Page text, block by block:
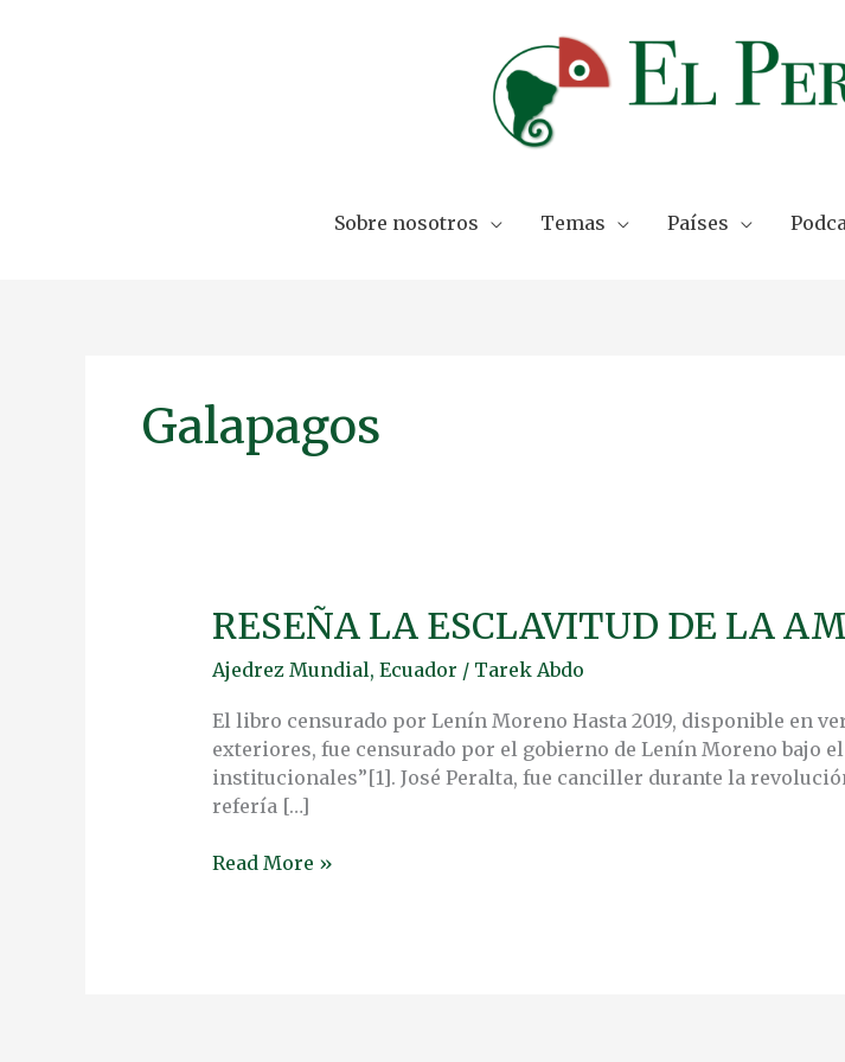
Sobre nosotros Temas Países
Galapagos
RESEÑA LA ESCLAVITUD DE LA
Ajedrez Mundial, Ecuador / Tarek Abdo
El libro censurado por Lenín Moreno Hasta 2019, disponible en
exteriores, fue censurado por el gobierno de Lenín Moreno bajo
institucionales”[1]. José Peralta, fue canciller durante la
refería […]
RESEÑA
LA
ESCLAVITUD
LA
AMÉRICA
LATINA
Read More »